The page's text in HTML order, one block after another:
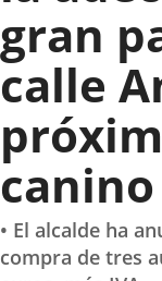
gran
calle
• El alcalde ha
compra de tres